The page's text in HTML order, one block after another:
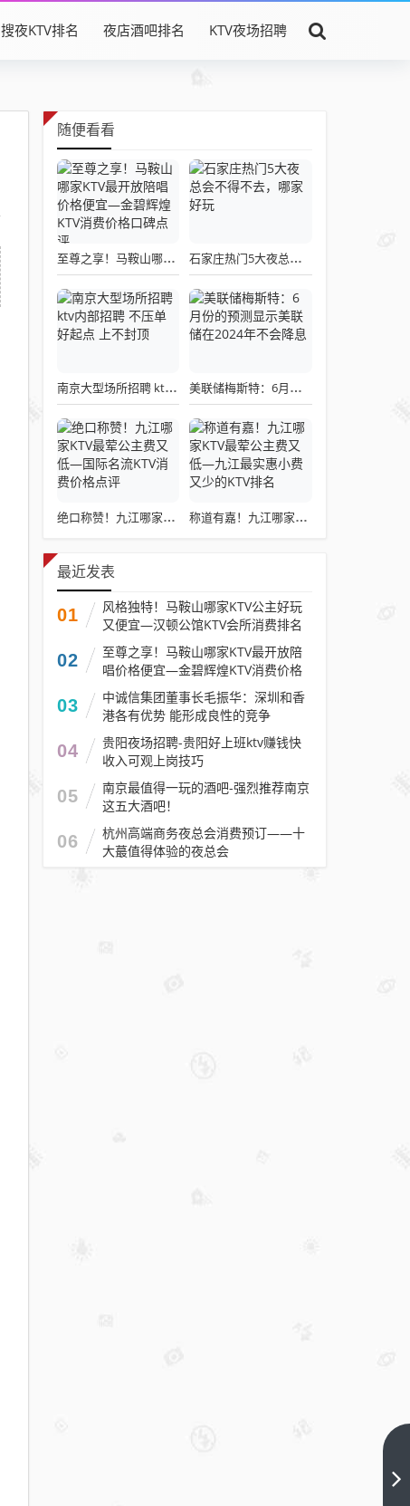
搜夜KTV排名 夜店酒吧排名 KTV夜场招聘
随便看看
至尊之享！马鞍山哪家KTV最开放陪唱价格便宜—金碧辉煌KTV消费价格口碑点评 石家庄热门5大夜总会不得不去，哪家好玩
南京大型场所招聘 ktv内部招聘 不压单 好起点 上不封顶 美联储梅斯特：6月份的预测显示美联储在2024年不会降息
绝口称赞！九江哪家KTV最荤公主费又低—国际名流KTV消费价格点评 称道有嘉！九江哪家KTV最荤公主费又低—九江最实惠小费又少的KTV排名
最近发表
01
风格独特！马鞍山哪家KTV公主好玩
又便宜—汉顿公馆KTV会所消费排名
02
至尊之享！马鞍山哪家KTV最开放陪
唱价格便宜—金碧辉煌KTV消费价格
口碑点评
03
中诚信集团董事长毛振华：深圳和香
港各有优势 能形成良性的竞争
04
贵阳夜场招聘-贵阳好上班ktv赚钱快
收入可观上岗技巧
05
南京最值得一玩的酒吧-强烈推荐南京
这五大酒吧！
06
杭州高端商务夜总会消费预订——十
大蕞值得体验的夜总会